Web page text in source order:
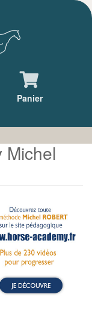
Panier
Michel